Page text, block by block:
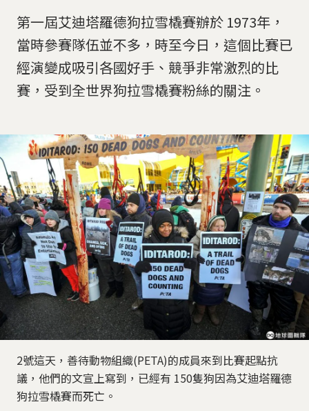
第一屆艾迪塔羅德狗拉雪橇賽辦於 1973年，
當時參賽隊伍並不多，時至今日，這個比賽已
經演變成吸引各國好手、競爭非常激烈的比
賽，受到全世界狗拉雪橇賽粉絲的關注。
2號這天，善待動物組織(PETA)的成員來到比賽起點抗
議，他們的文宣上寫到，已經有 150隻狗因為艾迪塔羅德
狗拉雪橇賽而死亡。